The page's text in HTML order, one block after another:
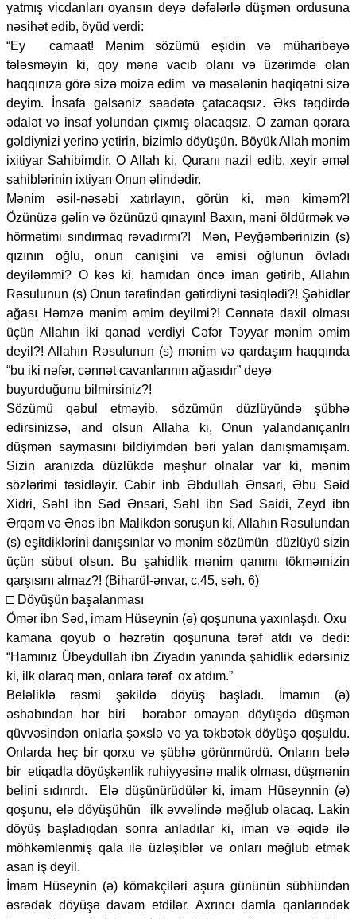
yatmış vicdanları oyansın deyə dəfələrlə düşmən ordusuna
nəsihət edib, öyüd verdi:
“Ey camaat! Mənim sözümü eşidin və müharibəyə
tələsməyin ki, qoy mənə vacib olanı və üzərimdə olan
haqqınıza görə sizə moizə edim və məsələnin həqiqətni sizə
deyim. İnsafa gəlsəniz səadətə çatacaqsız. Əks təqdirdə
ədalət və insaf yolundan çıxmış olacaqsız. O zaman qərara
gəldiynizi yerinə yetirin, bizimlə döyüşün. Böyük Allah mənim
ixitiyar Sahibimdir. O Allah ki, Quranı nazil edib, xeyir əməl
sahiblərinin ixtiyarı Onun əlindədir.
Mənim əsil-nəsəbi xatırlayın, görün ki, mən kiməm?!
Özünüzə gəlin və özünüzü qınayın! Baxın, məni öldürmək və
hörmətimi sındırmaq rəvadırmı?! Mən, Peyğəmbərinizin (s)
qızının oğlu, onun canişini və əmisi oğlunun övladı
deyiləmmi? O kəs ki, hamıdan öncə iman gətirib, Allahın
Rəsulunun (s) Onun tərəfindən gətirdiyni təsiqlədi?! Şəhidlər
ağası Həmzə mənim əmim deyilmi?! Cənnətə daxil olması
üçün Allahın iki qanad verdiyi Cəfər Təyyar mənim əmim
deyil?! Allahın Rəsulunun (s) mənim və qardaşım haqqında
“bu iki nəfər, cənnət cavanlarının ağasıdır” deyə
buyurduğunu bilmirsiniz?!
Sözümü qəbul etməyib, sözümün düzlüyündə şübhə
edirsinizsə, and olsun Allaha ki, Onun yalandanıçanlrı
düşmən saymasını bildiyimdən bəri yalan danışmamışam.
Sizin aranızda düzlükdə məşhur olnalar var ki, mənim
sözlərimi təsidləyir. Cabir inb Əbdullah Ənsari, Əbu Səid
Xidri, Səhl ibn Səd Ənsari, Səhl ibn Səd Saidi, Zeyd ibn
Ərqəm və Ənəs ibn Malikdən soruşun ki, Allahın Rəsulundan
(s) eşitdiklərini danışsınlar və mənim sözümün düzlüyü sizin
üçün sübut olsun. Bu şahidlik mənim qanımı tökməınizin
qarşısını almaz?! (Biharül-ənvar, c.45, səh. 6)
□ Döyüşün başalanması
Ömər ibn Səd, imam Hüseynin (ə) qoşununa yaxınlaşdı. Oxu
kamana qoyub o həzrətin qoşununa tərəf atdı və dedi:
“Hamınız Übeydullah ibn Ziyadın yanında şahidlik edərsiniz
ki, ilk olaraq mən, onlara tərəf ox atdım.”
Beləliklə rəsmi şəkildə döyüş başladı. İmamın (ə)
əshabından hər biri bərabər omayan döyüşdə düşmən
qüvvəsindən onlarla şəxslə və ya təkbətək döyüşə qoşuldu.
Onlarda heç bir qorxu və şübhə görünmürdü. Onların belə
bir etiqadla döyüşkənlik ruhiyyəsinə malik olması, düşmənin
belini sıdırırdı. Elə düşünürüdülər ki, imam Hüseynnin (ə)
qoşunu, elə döyüşühün ilk əvvəlində məğlub olacaq. Lakin
döyüş başladıqdan sonra anladılar ki, iman və əqidə ilə
möhkəmlənmiş qala ilə üzləşiblər və onları məğlub etmək
asan iş deyil.
İmam Hüseynin (ə) köməkçiləri aşura gününün sübhündən
əsrədək döyüşə davam etdilər. Axrıncı damla qanlarındək